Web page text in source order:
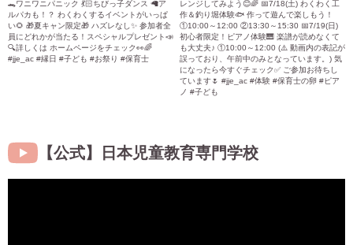
【公式】日本児童教育専門学校